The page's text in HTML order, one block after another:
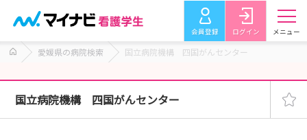
会員登録 ログイン メニュー
愛媛県の病院検索 国立病院機構 四国がんセンター
国立病院機構 四国がんセンター